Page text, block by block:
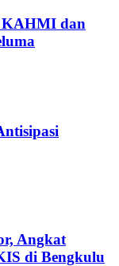
KAHMI dan
Angkat
di Bengkulu